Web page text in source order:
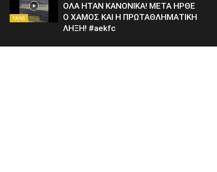
FANS
ΟΛΑ ΗΤΑΝ ΚΑΝΟΝΙΚΑ! ΜΕΤΑ ΗΡΘΕ
Ο ΧΑΜΟΣ ΚΑΙ Η ΠΡΩΤΑΘΛΗΜΑΤΙΚΗ
ΛΗΞΗ! #aekfc